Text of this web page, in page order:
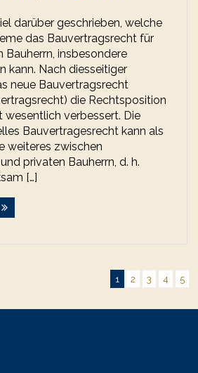
darüber geschrieben, welche
das Bauvertragsrecht für
Bauherrn, insbesondere
kann. Nach diesseitiger
neue Bauvertragsrecht
die Rechtsposition
wesentlich verbessert. Die
Bauvertragesrecht kann als
weiteres zwischen
privaten Bauherrn, d. h.
[…]
1 2 3 4 5